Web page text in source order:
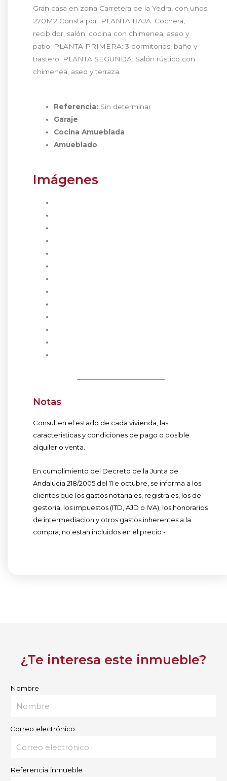
Gran casa en zona Carretera de la Yedra, con unos
270M2 Consta por: PLANTA BAJA: Cochera,
recibidor, salón, cocina con chimenea, aseo y
patio. PLANTA PRIMERA: 3 dormitorios, baño y
trastero. PLANTA SEGUNDA: Salón rústico con
chimenea, aseo y terraza.
Referencia: Sin determinar
Garaje
Cocina Amueblada
Amueblado
Imágenes
Notas
Consulten el estado de cada vivienda, las
caracteristicas y condiciones de pago o posible
alquiler o venta.
En cumplimiento del Decreto de la Junta de
Andalucia 218/2005 del 11 e octubre, se informa a los
clientes que los gastos notariales, registrales, los de
gestoria, los impuestos (ITD, AJD o IVA), los honorarios
de intermediacion y otros gastos inherentes a la
compra, no estan incluidos en el precio.-
¿Te interesa este inmueble?
Nombre
Correo electrónico
Referencia inmueble